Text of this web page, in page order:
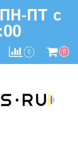
ПТ с
0 0